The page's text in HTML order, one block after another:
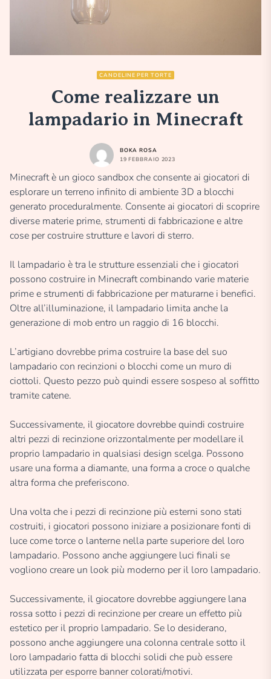
CANDELINE PER TORTE
Come realizzare un
lampadario in Minecraft
BOKA ROSA
19 FEBBRAIO 2023
Minecraft è un gioco sandbox che consente ai giocatori di
esplorare un terreno infinito di ambiente 3D a blocchi
generato proceduralmente. Consente ai giocatori di scoprire
diverse materie prime, strumenti di fabbricazione e altre
cose per costruire strutture e lavori di sterro.
Il lampadario è tra le strutture essenziali che i giocatori
possono costruire in Minecraft combinando varie materie
prime e strumenti di fabbricazione per maturarne i benefici.
Oltre all’illuminazione, il lampadario limita anche la
generazione di mob entro un raggio di 16 blocchi.
L’artigiano dovrebbe prima costruire la base del suo
lampadario con recinzioni o blocchi come un muro di
ciottoli. Questo pezzo può quindi essere sospeso al soffitto
tramite catene.
Successivamente, il giocatore dovrebbe quindi costruire
altri pezzi di recinzione orizzontalmente per modellare il
proprio lampadario in qualsiasi design scelga. Possono
usare una forma a diamante, una forma a croce o qualche
altra forma che preferiscono.
Una volta che i pezzi di recinzione più esterni sono stati
costruiti, i giocatori possono iniziare a posizionare fonti di
luce come torce o lanterne nella parte superiore del loro
lampadario. Possono anche aggiungere luci finali se
vogliono creare un look più moderno per il loro lampadario.
Successivamente, il giocatore dovrebbe aggiungere lana
rossa sotto i pezzi di recinzione per creare un effetto più
estetico per il proprio lampadario. Se lo desiderano,
possono anche aggiungere una colonna centrale sotto il
loro lampadario fatta di blocchi solidi che può essere
utilizzata per esporre banner colorati/motivi.